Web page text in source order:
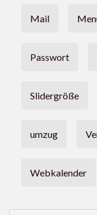
Mail
Passwort
Slidergröße
umzug
Webkalender